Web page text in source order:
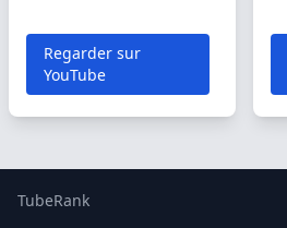
Regarder sur
YouTube
TubeRank